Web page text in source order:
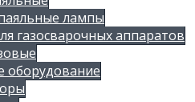
лампы
газосварочных аппаратов
оборудование